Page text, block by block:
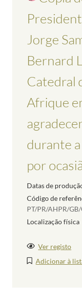
Jorge
Bernard
Catedral
Afrique
durante
por
Datas de
Código de
PT/PR/AHPR/
Localização física
Ver registo
Adicionar à